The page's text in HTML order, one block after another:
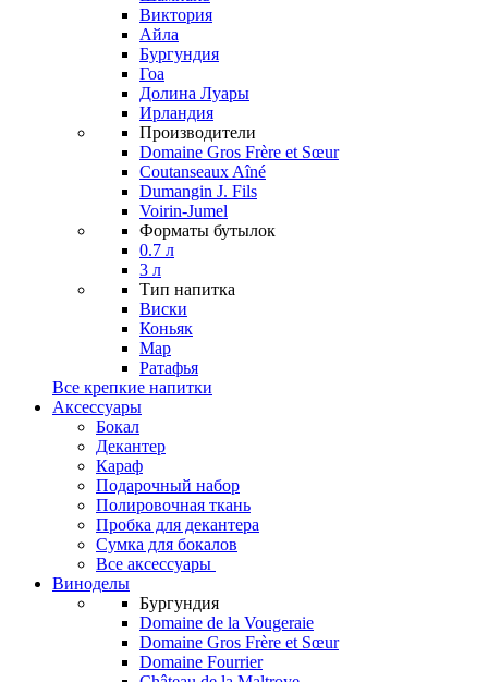
Виктория
Айла
Бургундия
Гоа
Долина Луары
Ирландия
Производители
Domaine Gros Frère et Sœur
Coutanseaux Aîné
Dumangin J. Fils
Voirin-Jumel
Форматы бутылок
0.7 л
3 л
Тип напитка
Виски
Коньяк
Мар
Ратафья
Все крепкие напитки
Аксессуары
Бокал
Декантер
Караф
Подарочный набор
Полировочная ткань
Пробка для декантера
Сумка для бокалов
Все аксессуары
Виноделы
Бургундия
Domaine de la Vougeraie
Domaine Gros Frère et Sœur
Domaine Fourrier